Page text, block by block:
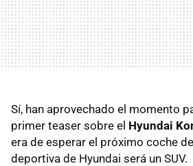
Sí, han aprovechado el momento
primer teaser sobre el Hyundai
era de esperar el próximo coche
deportiva de Hyundai será un SUV.